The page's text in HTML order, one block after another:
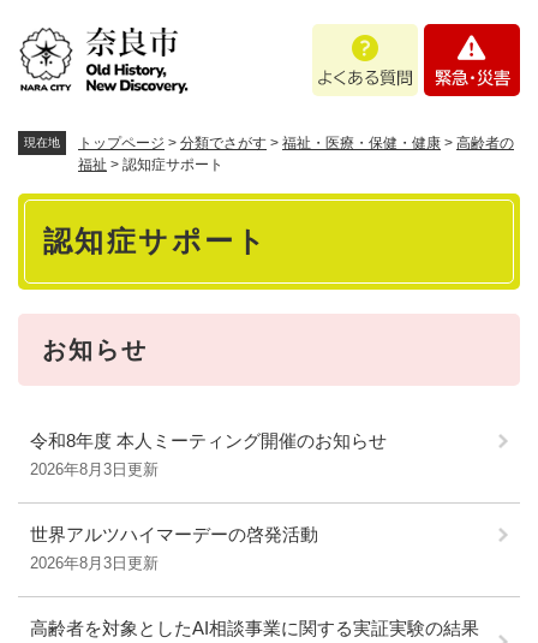
あ
問
・
現在地 トップページ > 分類でさがす > 福祉・医療・保健・健康 > 高齢者の
福祉 > 認知症サポート
本
認知症サポート
お知らせ
令和8年度 本人ミーティング開催のお知らせ
2026年8月3日更新
世界アルツハイマーデーの啓発活動
2026年8月3日更新
高齢者を対象としたAI相談事業に関する実証実験の結果